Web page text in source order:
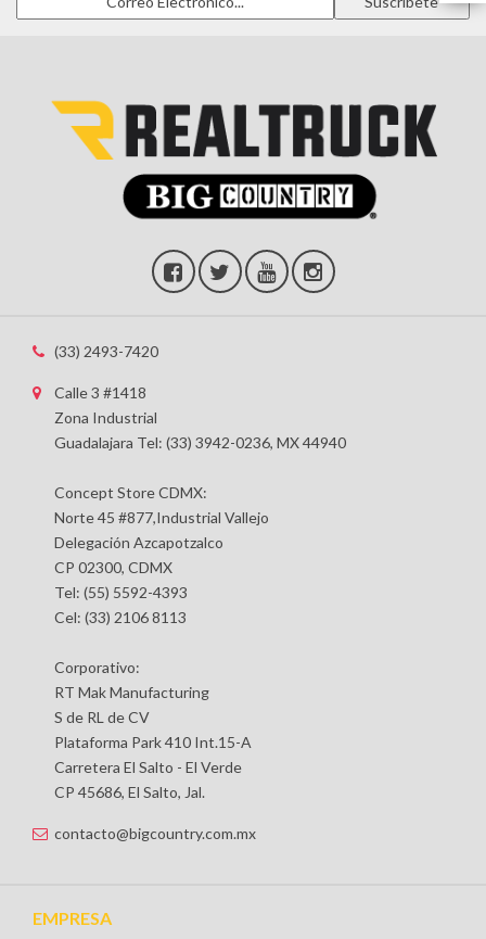
(33) 2493-7420
Calle 3 #1418
Zona Industrial
Guadalajara Tel: (33) 3942-0236, MX 44940
Concept Store CDMX:
Norte 45 #877,Industrial Vallejo
Delegación Azcapotzalco
CP 02300, CDMX
Tel: (55) 5592-4393
Cel: (33) 2106 8113
Corporativo:
RT Mak Manufacturing
S de RL de CV
Plataforma Park 410 Int.15-A
Carretera El Salto - El Verde
CP 45686, El Salto, Jal.
contacto@bigcountry.com.mx
EMPRESA